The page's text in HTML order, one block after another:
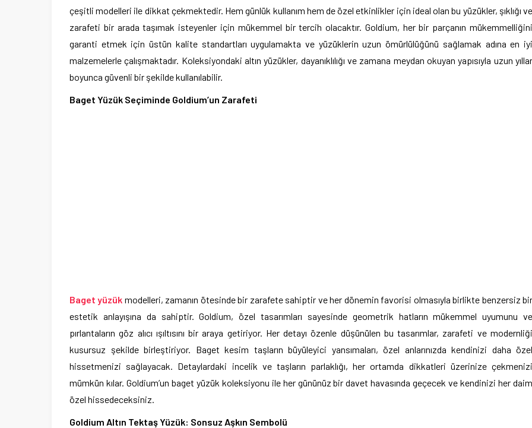
çeşitli modelleri ile dikkat çekmektedir. Hem günlük kullanım hem de özel etkinlikler için ideal olan bu yüzükler, şıklığı ve
zarafeti bir arada taşımak isteyenler için mükemmel bir tercih olacaktır. Goldium, her bir parçanın mükemmelliğini
garanti etmek için üstün kalite standartları uygulamakta ve yüzüklerin uzun ömürlülüğünü sağlamak adına en iyi
malzemelerle çalışmaktadır. Koleksiyondaki altın yüzükler, dayanıklılığı ve zamana meydan okuyan yapısıyla uzun yıllar
boyunca güvenli bir şekilde kullanılabilir.
Baget Yüzük Seçiminde Goldium’un Zarafeti
Baget yüzük modelleri, zamanın ötesinde bir zarafete sahiptir ve her dönemin favorisi olmasıyla birlikte benzersiz bir
estetik anlayışına da sahiptir. Goldium, özel tasarımları sayesinde geometrik hatların mükemmel uyumunu ve
pırlantaların göz alıcı ışıltısını bir araya getiriyor. Her detayı özenle düşünülen bu tasarımlar, zarafeti ve modernliği
kusursuz şekilde birleştiriyor. Baget kesim taşların büyüleyici yansımaları, özel anlarınızda kendinizi daha özel
hissetmenizi sağlayacak. Detaylardaki incelik ve taşların parlaklığı, her ortamda dikkatleri üzerinize çekmenizi
mümkün kılar. Goldium’un baget yüzük koleksiyonu ile her gününüz bir davet havasında geçecek ve kendinizi her daim
özel hissedeceksiniz.
Goldium Altın Tektaş Yüzük: Sonsuz Aşkın Sembolü